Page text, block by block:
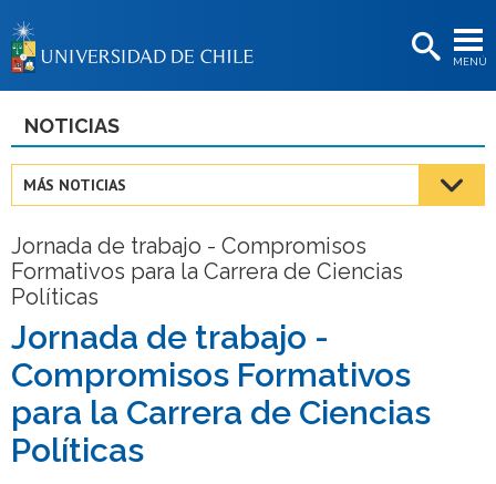
MENÚ
BIBLIOTECAS
Estudiantes
Académicas/os
Egresadas/os
NOTICIAS
MÁS NOTICIAS
Jornada de trabajo - Compromisos
Formativos para la Carrera de Ciencias
Políticas
Jornada de trabajo -
Compromisos Formativos
para la Carrera de Ciencias
Políticas